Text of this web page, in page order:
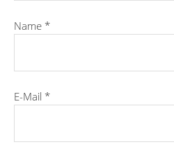
Name *
E-Mail *